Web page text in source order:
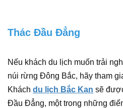
Thác Đầu Đẳng
Nếu khách du lịch muốn trải
núi rừng Đông Bắc, hãy tham
Khách du lịch Bắc Kạn sẽ
Đầu Đẳng, một trong những